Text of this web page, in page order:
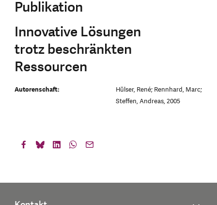
Publikation
Innovative Lösungen
trotz beschränkten
Ressourcen
Autorenschaft:
Hülser, René; Rennhard, Marc;
Steffen, Andreas, 2005